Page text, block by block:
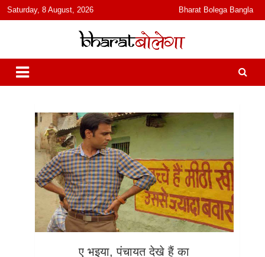
content
Saturday, 8 August, 2026 Bharat Bolega Bangla
भारत बोलेगा
हिंदी में समाचार, विचार, ऑडियो, वीडियो और फ़ीचर. भारत बोलेगा हिंदी न्यूज़ वेबसाइट
India: News, Views, Info, Trends & Podcast I जानकारी भी समझदारी भी
और पॉडकास्ट
ए भइया, पंचायत देखे हैं का